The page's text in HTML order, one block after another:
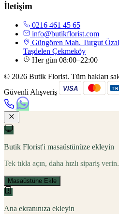
İletişim
0216 461 45 65
info@butikflorist.com
Güngören Mah. Turgut
Taşdelen Çekmeköy
Her gün 08:00–22:00
© 2026 Butik Florist. Tüm hakları
Güvenli Alışveriş
VISA
Butik Florist'i masaüstünüze ekleyin
Tek tıkla açın, daha hızlı sipariş verin.
Masaüstüne Ekle
Ana ekranınıza ekleyin